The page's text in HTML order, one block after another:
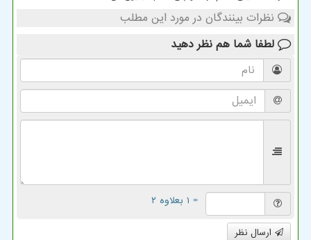
نظرات بینندگان در مورد این مطلب
لطفا شما هم نظر دهید
= ۱ بعلاوه ۲
ارسال نظر